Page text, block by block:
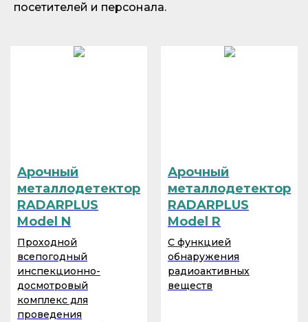
посетителей и персонала.
Арочный
металлодетектор
RADARPLUS
Model N
Проходной
всепогодный
инспекционно-
досмотровый
комплекс для
проведения
Арочный
металлодетектор
RADARPLUS
Model R
С функцией
обнаружения
радиоактивных
веществ